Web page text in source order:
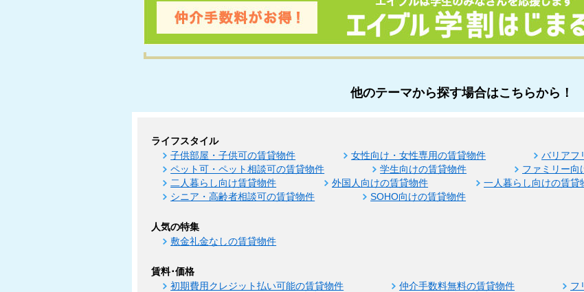
他のテーマから探す場合はこちらから！
ライフスタイル
子供部屋・子供可の賃貸物件 女性向け・女性専用の賃貸物件
バリアフ
ペット可・ペット相談可の賃貸物件
学生向けの賃貸物件 ファミリー向
二人暮らし向け賃貸物件
外国人向けの賃貸物件
一人暮らし向けの賃貸
シニア・高齢者相談可の賃貸物件
SOHO向けの賃貸物件
人気の特集
敷金礼金なしの賃貸物件
賃料･価格
初期費用クレジット払い可能の賃貸物件 仲介手数料無料の賃貸物件
フ